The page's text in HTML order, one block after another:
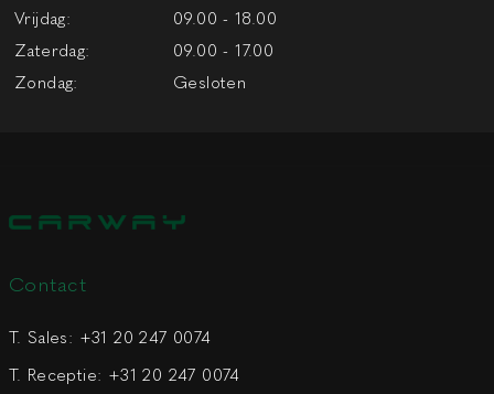
Vrijdag:
09.00 - 18.00
Zaterdag:
09.00 - 17.00
Zondag:
Gesloten
Contact
T. Sales: +31 20 247 0074
T. Receptie: +31 20 247 0074